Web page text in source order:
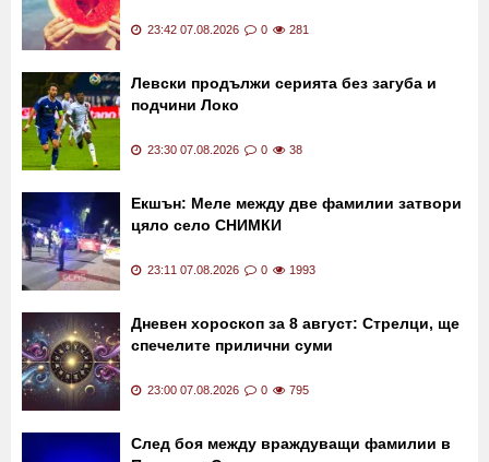
23:42 07.08.2026 0 281
Левски продължи серията без загуба и
подчини Локо
23:30 07.08.2026 0 38
Екшън: Меле между две фамилии затвори
цяло село СНИМКИ
23:11 07.08.2026 0 1993
Дневен хороскоп за 8 август: Стрелци, ще
спечелите прилични суми
23:00 07.08.2026 0 795
След боя между враждуващи фамилии в